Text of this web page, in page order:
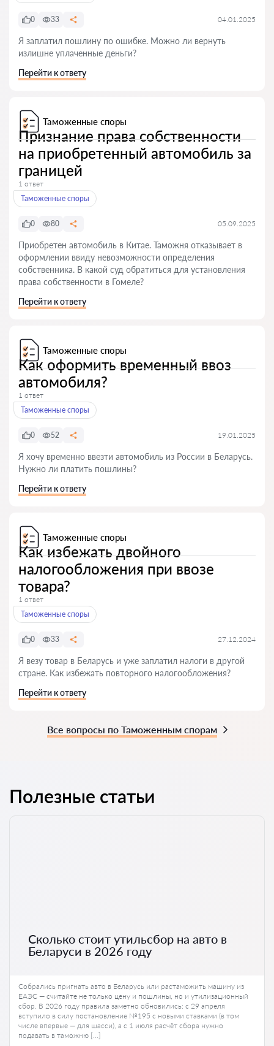
0 33 04.01.2025
Я заплатил пошлину по ошибке. Можно ли вернуть
излишне уплаченные деньги?
Перейти к ответу
Таможенные споры
Признание права собственности
на приобретенный автомобиль за
границей
1 ответ
Таможенные споры
0 80 05.09.2025
Приобретен автомобиль в Китае. Таможня отказывает в
оформлении ввиду невозможности определения
собственника. В какой суд обратиться для установления
права собственности в Гомеле?
Перейти к ответу
Таможенные споры
Как оформить временный ввоз
автомобиля?
1 ответ
Таможенные споры
0 52 19.01.2025
Я хочу временно ввезти автомобиль из России в Беларусь.
Нужно ли платить пошлины?
Перейти к ответу
Таможенные споры
Как избежать двойного
налогообложения при ввозе
товара?
1 ответ
Таможенные споры
0 33 27.12.2024
Я везу товар в Беларусь и уже заплатил налоги в другой
стране. Как избежать повторного налогообложения?
Перейти к ответу
Все вопросы по Таможенным спорам
Полезные статьи
Сколько стоит утильсбор на авто в
Беларуси в 2026 году
Собрались пригнать авто в Беларусь или растаможить машину из
ЕАЭС — считайте не только цену и пошлины, но и утилизационный
сбор. В 2026 году правила заметно обновились: с 29 апреля
вступило в силу постановление №195 с новыми ставками (в том
числе впервые — для шасси), а с 1 июля расчёт сбора нужно
подавать в таможню […]